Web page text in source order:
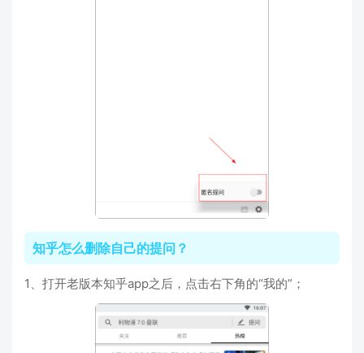
知乎怎么删除自己的提问？
1、打开老版本知乎app之后，点击右下角的“我的”；